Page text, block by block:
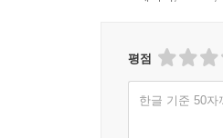
평점
한글 기준 50자